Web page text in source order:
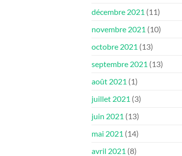
décembre 2021 (11)
novembre 2021 (10)
octobre 2021 (13)
septembre 2021 (13)
août 2021 (1)
juillet 2021 (3)
juin 2021 (13)
mai 2021 (14)
avril 2021 (8)